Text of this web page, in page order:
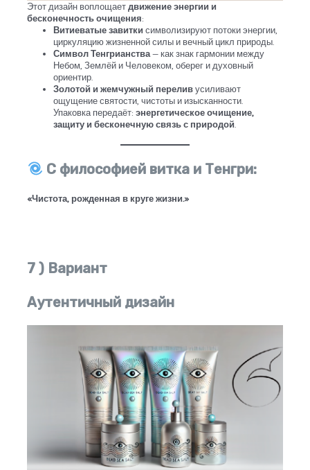
Этот дизайн воплощаетдвижение энергии и
бесконечность очищения:
Витиеватые завитки символизируют потоки энергии,
циркуляцию жизненной силы и вечный цикл природы.
Символ Тенгрианства — как знак гармонии между
Небом, Землёй и Человеком, оберег и духовный
ориентир.
Золотой и жемчужный перелив усиливают
ощущение святости, чистоты и изысканности.
Упаковка передаёт:энергетическое очищение,
защиту и бесконечную связь с природой
С философией витка и Тенгри:
«Чистота, рожденная в круге жизни.»
7 ) Вариант
Аутентичный дизайн